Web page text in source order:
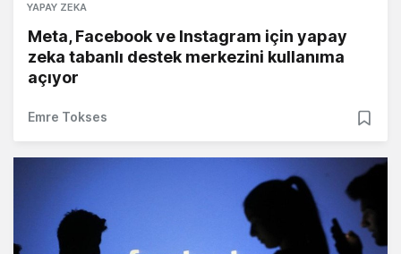
YAPAY ZEKA
Meta, Facebook ve Instagram için yapay
zeka tabanlı destek merkezini kullanıma
açıyor
Emre Tokses